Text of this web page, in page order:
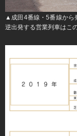
▲成田4番線・5番線から
逆出発する営業列車はこ